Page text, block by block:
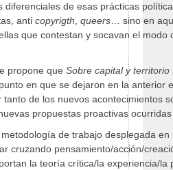
diferenciales de esas prácticas
anti copyrigth queers … sino en
que contestan y socavan el modo
propone que Sobre capital y territorio
en que se dejaron en la anterior
tanto de los nuevos acontecimientos
propuestas proactivas
de trabajo desplegada en
cruzando pensamiento/acción/
la teoría crítica/la experiencia/la